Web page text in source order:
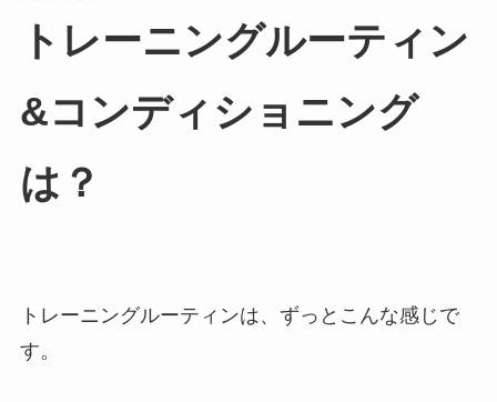
トレーニングルーティン
&コンディショニング
は？
トレーニングルーティンは、ずっとこんな感じで
す。